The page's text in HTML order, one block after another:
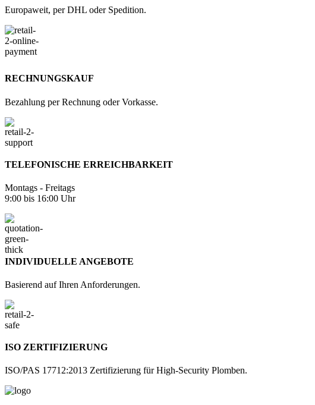
Europaweit, per DHL oder Spedition.
RECHNUNGSKAUF
Bezahlung per Rechnung oder Vorkasse.
TELEFONISCHE ERREICHBARKEIT
Montags - Freitags
9:00 bis 16:00 Uhr
INDIVIDUELLE ANGEBOTE
Basierend auf Ihren Anforderungen.
ISO ZERTIFIZIERUNG
ISO/PAS 17712:2013 Zertifizierung für High-Security Plomben.